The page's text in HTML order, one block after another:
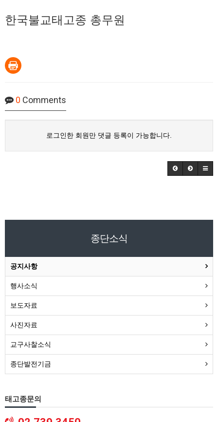
한국불교태고종 총무원
0 Comments
로그인한 회원만 댓글 등록이 가능합니다.
종단소식
공지사항
행사소식
보도자료
사진자료
교구사찰소식
종단발전기금
태고종문의